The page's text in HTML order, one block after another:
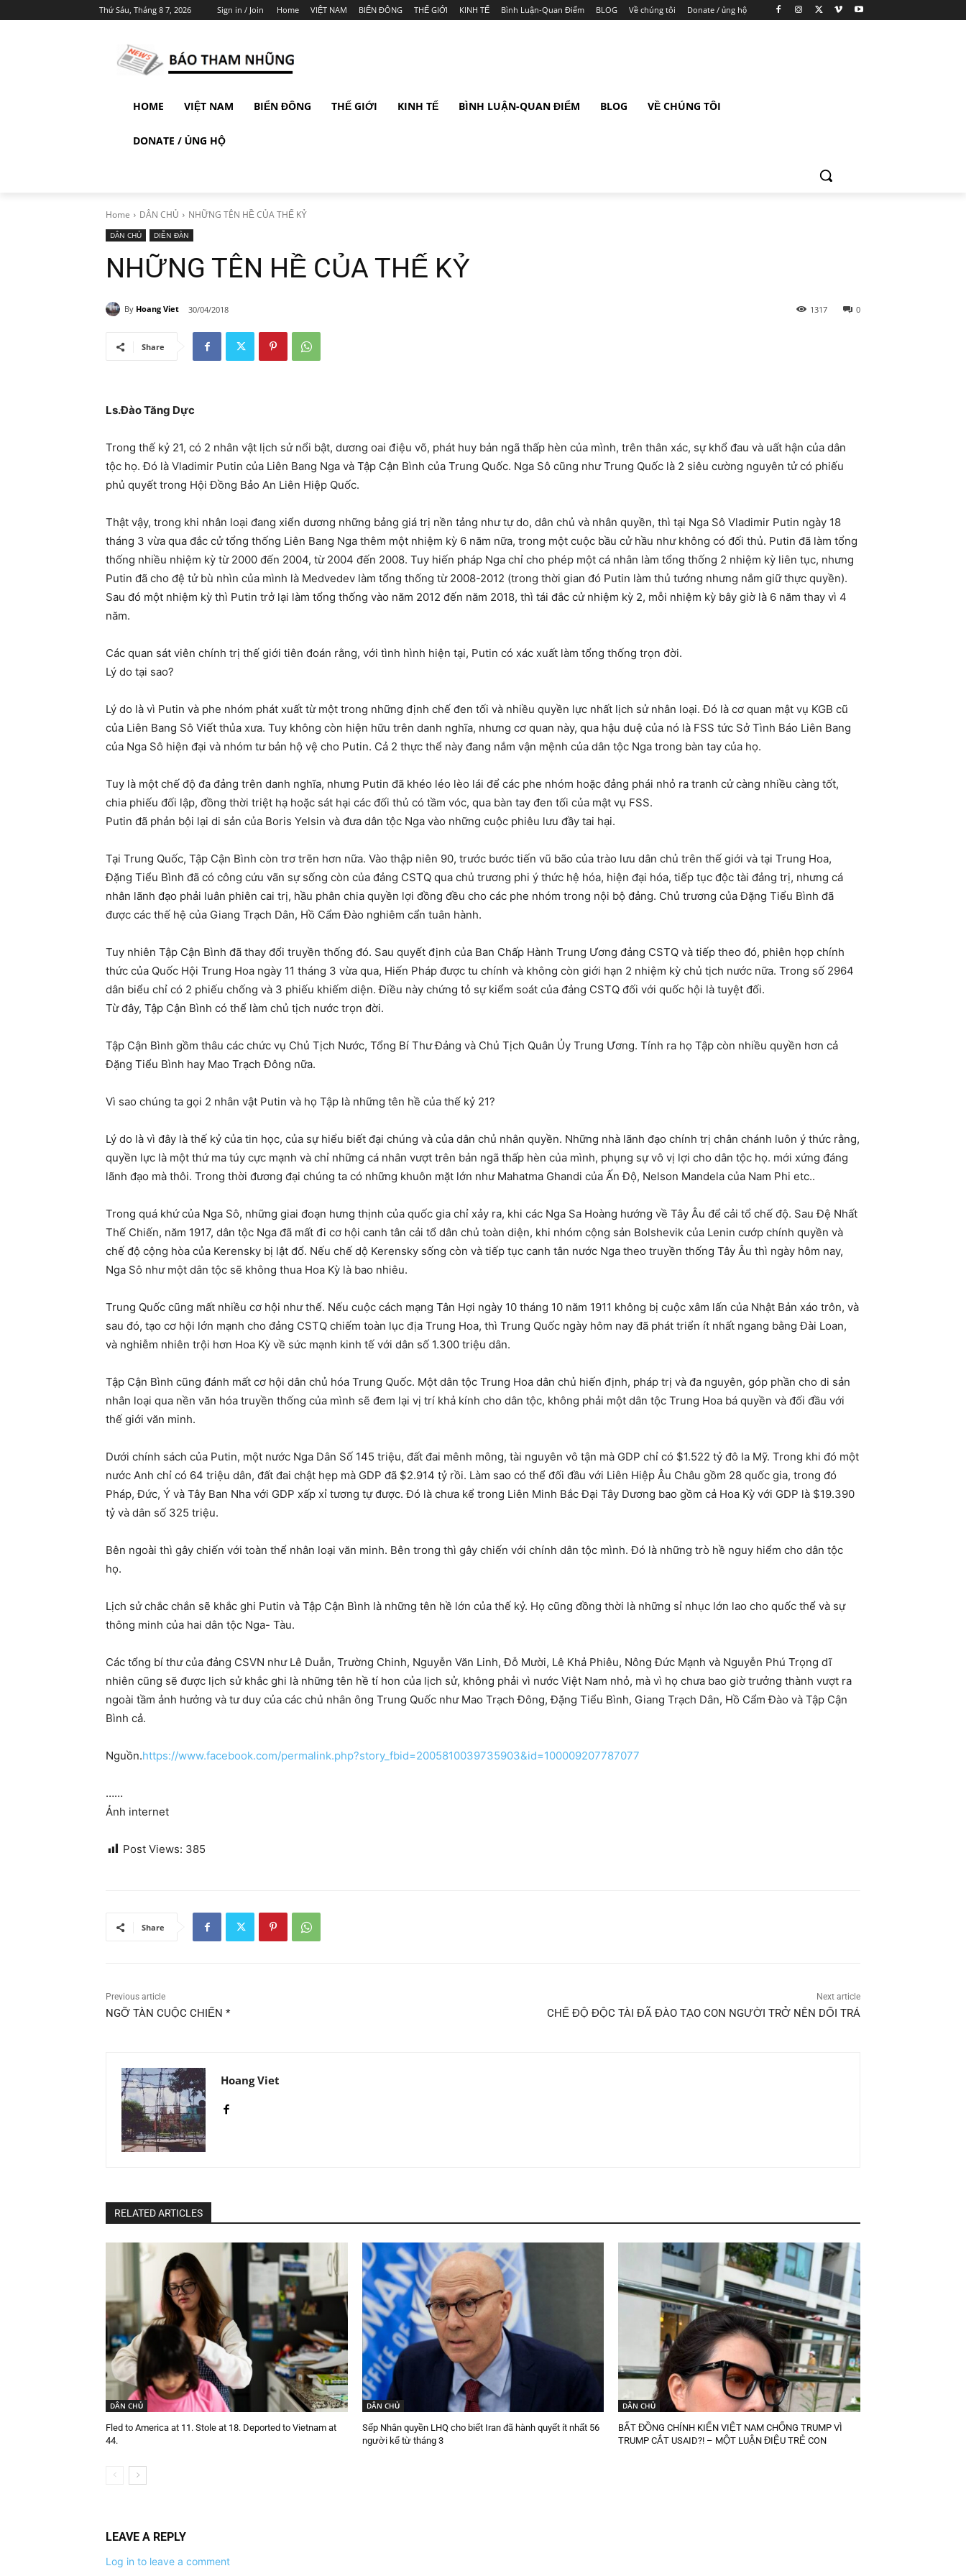
Thứ Sáu, Tháng 8 7, 2026 Sign in / Join Home VIỆT NAM BIỂN ĐÔNG THẾ GIỚI KINH TẾ Bình Luận-Quan Điểm BLOG Về chúng tôi Donate / ủng hộ
HOME VIỆT NAM BIỂN ĐÔNG THẾ GIỚI KINH TẾ BÌNH LUẬN-QUAN ĐIỂM BLOG VỀ CHÚNG TÔI
DONATE / ỦNG HỘ
Home DÂN CHỦ NHỮNG TÊN HỀ CỦA THẾ KỶ
DÂN CHỦ DIỄN ĐÀN
NHỮNG TÊN HỀ CỦA THẾ KỶ
By Hoang Viet 30/04/2018 0
1317
Share
Ls.Đào Tăng Dực
Trong thế kỷ 21, có 2 nhân vật lịch sử nổi bật, dương oai điệu võ, phát huy bản ngã thấp hèn của mình, trên thân xác, sự khổ đau và uất hận của dân
tộc họ. Đó là Vladimir Putin của Liên Bang Nga và Tập Cận Bình của Trung Quốc. Nga Sô cũng như Trung Quốc là 2 siêu cường nguyên tử có phiếu
phủ quyết trong Hội Đồng Bảo An Liên Hiệp Quốc.
Thật vậy, trong khi nhân loại đang xiển dương những bảng giá trị nền tảng như tự do, dân chủ và nhân quyền, thì tại Nga Sô Vladimir Putin ngày 18
tháng 3 vừa qua đắc cử tổng thống Liên Bang Nga thêm một nhiệm kỳ 6 năm nữa, trong một cuộc bầu cử hầu như không có đối thủ. Putin đã làm tổng
thống nhiều nhiệm kỳ từ 2000 đến 2004, từ 2004 đến 2008. Tuy hiến pháp Nga chỉ cho phép một cá nhân làm tổng thống 2 nhiệm kỳ liên tục, nhưng
Putin đã cho đệ tử bù nhìn của mình là Medvedev làm tổng thống từ 2008-2012 (trong thời gian đó Putin làm thủ tướng nhưng nắm giữ thực quyền).
Sau đó một nhiệm kỳ thì Putin trở lại làm tổng thống vào năm 2012 đến năm 2018, thì tái đắc cử nhiệm kỳ 2, mỗi nhiệm kỳ bây giờ là 6 năm thay vì 4
năm.
Các quan sát viên chính trị thế giới tiên đoán rằng, với tình hình hiện tại, Putin có xác xuất làm tổng thống trọn đời.
Lý do tại sao?
Lý do là vì Putin và phe nhóm phát xuất từ một trong những định chế đen tối và nhiều quyền lực nhất lịch sử nhân loại. Đó là cơ quan mật vụ KGB cũ
của Liên Bang Sô Viết thủa xưa. Tuy không còn hiện hữu trên danh nghĩa, nhưng cơ quan này, qua hậu duệ của nó là FSS tức Sở Tình Báo Liên Bang
của Nga Sô hiện đại và nhóm tư bản hộ vệ cho Putin. Cả 2 thực thể này đang nắm vận mệnh của dân tộc Nga trong bàn tay của họ.
Tuy là một chế độ đa đảng trên danh nghĩa, nhưng Putin đã khéo léo lèo lái để các phe nhóm hoặc đảng phái nhỏ ra tranh cử càng nhiều càng tốt,
chia phiếu đối lập, đồng thời triệt hạ hoặc sát hại các đối thủ có tầm vóc, qua bàn tay đen tối của mật vụ FSS.
Putin đã phản bội lại di sản của Boris Yelsin và đưa dân tộc Nga vào những cuộc phiêu lưu đầy tai hại.
Tại Trung Quốc, Tập Cận Bình còn trơ trẽn hơn nữa. Vào thập niên 90, trước bước tiến vũ bão của trào lưu dân chủ trên thế giới và tại Trung Hoa,
Đặng Tiểu Bình đã có công cứu vãn sự sống còn của đảng CSTQ qua chủ trương phi ý thức hệ hóa, hiện đại hóa, tiếp tục độc tài đảng trị, nhưng cá
nhân lãnh đạo phải luân phiên cai trị, hầu phân chia quyền lợi đồng đều cho các phe nhóm trong nội bộ đảng. Chủ trương của Đặng Tiểu Bình đã
được các thế hệ của Giang Trạch Dân, Hồ Cẩm Đào nghiêm cẩn tuân hành.
Tuy nhiên Tập Cận Bình đã thay đổi truyền thống đó. Sau quyết định của Ban Chấp Hành Trung Ương đảng CSTQ và tiếp theo đó, phiên họp chính
thức của Quốc Hội Trung Hoa ngày 11 tháng 3 vừa qua, Hiến Pháp được tu chính và không còn giới hạn 2 nhiệm kỳ chủ tịch nước nữa. Trong số 2964
dân biểu chỉ có 2 phiếu chống và 3 phiếu khiếm diện. Điều này chứng tỏ sự kiểm soát của đảng CSTQ đối với quốc hội là tuyệt đối.
Từ đây, Tập Cận Bình có thể làm chủ tịch nước trọn đời.
Tập Cận Bình gồm thâu các chức vụ Chủ Tịch Nước, Tổng Bí Thư Đảng và Chủ Tịch Quân Ủy Trung Ương. Tính ra họ Tập còn nhiều quyền hơn cả
Đặng Tiểu Bình hay Mao Trạch Đông nữa.
Vì sao chúng ta gọi 2 nhân vật Putin và họ Tập là những tên hề của thế kỷ 21?
Lý do là vì đây là thế kỷ của tin học, của sự hiểu biết đại chúng và của dân chủ nhân quyền. Những nhà lãnh đạo chính trị chân chánh luôn ý thức rằng,
quyền lực là một thứ ma túy cực mạnh và chỉ những cá nhân vượt trên bản ngã thấp hèn của mình, phụng sự vô vị lợi cho dân tộc họ. mới xứng đáng
lãnh đạo mà thôi. Trong thời đương đại chúng ta có những khuôn mặt lớn như Mahatma Ghandi của Ấn Độ, Nelson Mandela của Nam Phi etc..
Trong quá khứ của Nga Sô, những giai đoạn hưng thịnh của quốc gia chỉ xảy ra, khi các Nga Sa Hoàng hướng về Tây Âu để cải tổ chế độ. Sau Đệ Nhất
Thế Chiến, năm 1917, dân tộc Nga đã mất đi cơ hội canh tân cải tổ dân chủ toàn diện, khi nhóm cộng sản Bolshevik của Lenin cướp chính quyền và
chế độ cộng hòa của Kerensky bị lật đổ. Nếu chế dộ Kerensky sống còn và tiếp tục canh tân nước Nga theo truyền thống Tây Âu thì ngày hôm nay,
Nga Sô như một dân tộc sẽ không thua Hoa Kỳ là bao nhiêu.
Trung Quốc cũng mất nhiều cơ hội như thế. Nếu cuộc cách mạng Tân Hợi ngày 10 tháng 10 năm 1911 không bị cuộc xâm lấn của Nhật Bản xáo trôn, và
sau đó, tạo cơ hội lớn mạnh cho đảng CSTQ chiếm toàn lục địa Trung Hoa, thì Trung Quốc ngày hôm nay đã phát triển ít nhất ngang bằng Đài Loan,
và nghiễm nhiên trội hơn Hoa Kỳ về sức mạnh kinh tế với dân số 1.300 triệu dân.
Tập Cận Bình cũng đánh mất cơ hội dân chủ hóa Trung Quốc. Một dân tộc Trung Hoa dân chủ hiến định, pháp trị và đa nguyên, góp phần cho di sản
nhân loại qua nền văn hóa truyền thống của mình sẽ đem lại vị trí khả kính cho dân tộc, không phải một dân tộc Trung Hoa bá quyền và đối đầu với
thế giới văn minh.
Dưới chính sách của Putin, một nước Nga Dân Số 145 triệu, đất đai mênh mông, tài nguyên vô tận mà GDP chỉ có $1.522 tỷ đô la Mỹ. Trong khi đó một
nước Anh chỉ có 64 triệu dân, đất đai chật hẹp mà GDP đã $2.914 tỷ rồi. Làm sao có thể đối đầu với Liên Hiệp Âu Châu gồm 28 quốc gia, trong đó
Pháp, Đức, Ý và Tây Ban Nha với GDP xấp xỉ tương tự được. Đó là chưa kể trong Liên Minh Bắc Đại Tây Dương bao gồm cả Hoa Kỳ với GDP là $19.390
tỷ và dân số 325 triệu.
Bên ngoài thì gây chiến với toàn thể nhân loại văn minh. Bên trong thì gây chiến với chính dân tộc mình. Đó là những trò hề nguy hiểm cho dân tộc
họ.
Lịch sử chắc chắn sẽ khắc ghi Putin và Tập Cận Bình là những tên hề lớn của thế kỷ. Họ cũng đồng thời là những sỉ nhục lớn lao cho quốc thể và sự
thông minh của hai dân tộc Nga- Tàu.
Các tổng bí thư của đảng CSVN như Lê Duẫn, Trường Chinh, Nguyễn Văn Linh, Đỗ Mười, Lê Khả Phiêu, Nông Đức Mạnh và Nguyễn Phú Trọng dĩ
nhiên cũng sẽ được lịch sử khắc ghi là những tên hề tí hon của lịch sử, không phải vì nước Việt Nam nhỏ, mà vì họ chưa bao giờ trưởng thành vượt ra
ngoài tầm ảnh hưởng và tư duy của các chủ nhân ông Trung Quốc như Mao Trạch Đông, Đặng Tiểu Bình, Giang Trạch Dân, Hồ Cẩm Đào và Tập Cận
Bình cả.
Nguồn.https://www.facebook.com/permalink.php?story_fbid=2005810039735903&id=100009207787077
……
Ảnh internet
Post Views: 385
Share
Previous article
NGỠ TÀN CUỘC CHIẾN *
Next article
CHẾ ĐỘ ĐỘC TÀI ĐÃ ĐÀO TẠO CON NGƯỜI TRỞ NÊN DỐI TRÁ
Hoang Viet
RELATED ARTICLES
DÂN CHỦ
Fled to America at 11. Stole at 18. Deported to Vietnam at
44.
DÂN CHỦ
Sếp Nhân quyền LHQ cho biết Iran đã hành quyết ít nhất 56
người kể từ tháng 3
DÂN CHỦ
BẤT ĐỒNG CHÍNH KIẾN VIỆT NAM CHỐNG TRUMP VÌ
TRUMP CẮT USAID?! – MỘT LUẬN ĐIỆU TRẺ CON
LEAVE A REPLY
Log in to leave a comment